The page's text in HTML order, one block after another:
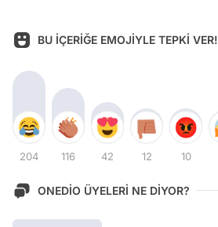
BU İÇERİĞE EMOJİYLE TEPKİ VER!
204 116 42 12 10
ONEDİO ÜYELERİ NE DİYOR?